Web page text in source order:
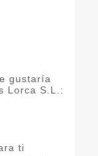
gustaría
Lorca S.L.:
ti